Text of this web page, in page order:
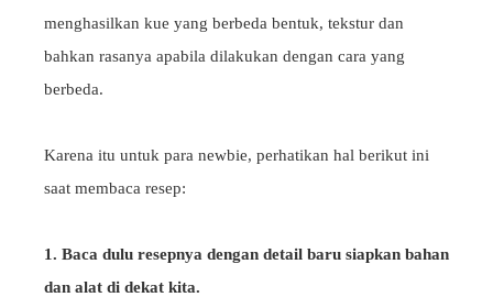
menghasilkan kue yang berbeda bentuk, tekstur dan
bahkan rasanya apabila dilakukan dengan cara yang
berbeda.
Karena itu untuk para newbie, perhatikan hal berikut ini
saat membaca resep:
1. Baca dulu resepnya dengan detail baru siapkan bahan
dan alat di dekat kita.